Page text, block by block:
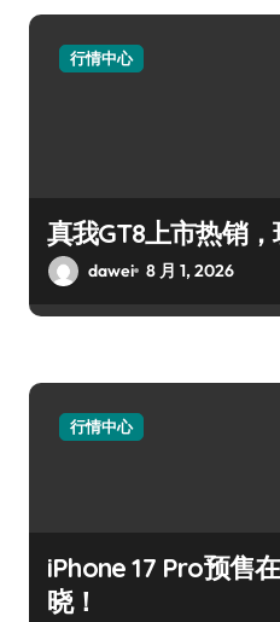
行情中心
真我GT8上市热销
dawei 8 月 1, 2026
行情中心
iPhone 17 Pro预售
晓！